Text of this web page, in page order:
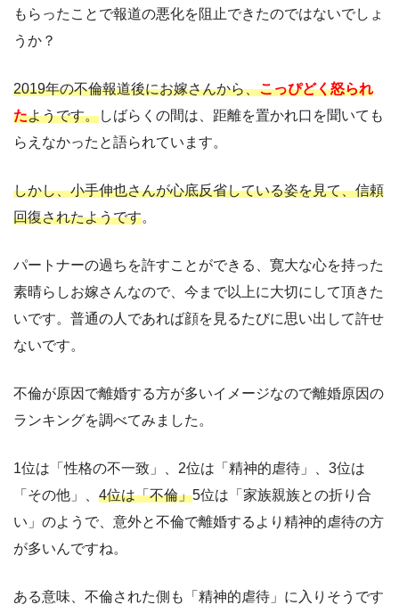
もらったことで報道の悪化を阻止できたのではないでしょ
うか？
2019年の不倫報道後にお嫁さんから、こっぴどく怒られ
たようです。しばらくの間は、距離を置かれ口を聞いても
らえなかったと語られています。
しかし、小手伸也さんが心底反省している姿を見て、信頼
回復されたようです。
パートナーの過ちを許すことができる、寛大な心を持った
素晴らしお嫁さんなので、今まで以上に大切にして頂きた
いです。普通の人であれば顔を見るたびに思い出して許せ
ないです。
不倫が原因で離婚する方が多いイメージなので離婚原因の
ランキングを調べてみました。
1位は「性格の不一致」、2位は「精神的虐待」、3位は
「その他」、 4位は「不倫」5位は「家族親族との折り合
い」のようで、意外と不倫で離婚するより精神的虐待の方
が多いんですね。
ある意味、不倫された側も「精神的虐待」に入りそうです